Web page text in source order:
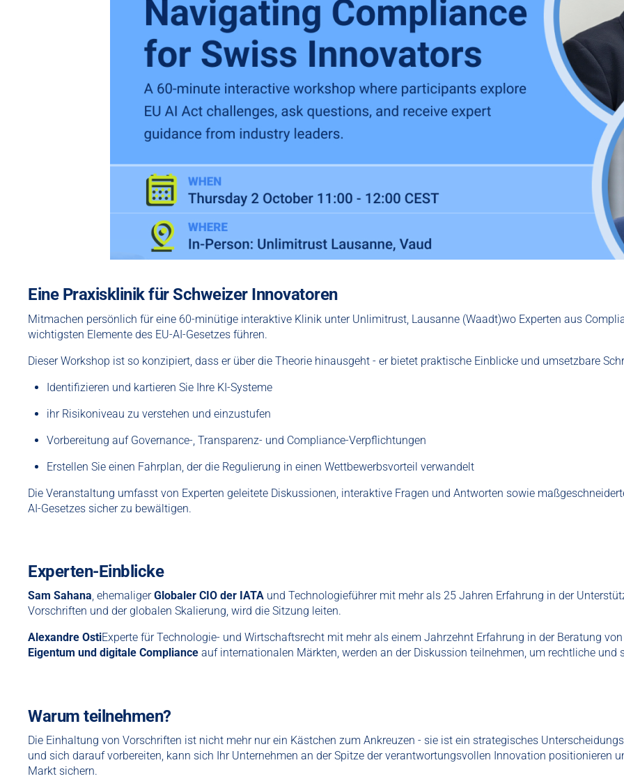
Eine Praxisklinik für Schweizer Innovatoren
Mitmachen persönlich für eine 60-minütige interaktive Klinik unter Unlimitrust, Lausanne (Waadt)wo Experten aus
wichtigsten Elemente des EU-AI-Gesetzes führen.
Dieser Workshop ist so konzipiert, dass er über die Theorie hinausgeht - er bietet praktische Einblicke und umsetzbare
Identifizieren und kartieren Sie Ihre KI-Systeme
ihr Risikoniveau zu verstehen und einzustufen
Vorbereitung auf Governance-, Transparenz- und Compliance-Verpflichtungen
Erstellen Sie einen Fahrplan, der die Regulierung in einen Wettbewerbsvorteil verwandelt
Die Veranstaltung umfasst von Experten geleitete Diskussionen, interaktive Fragen und Antworten sowie
AI-Gesetzes sicher zu bewältigen.
Experten-Einblicke
Sam Sahana, ehemaligerGlobaler CIO der IATA und Technologieführer mit mehr als 25 Jahren Erfahrung in der
Vorschriften und der globalen Skalierung, wird die Sitzung leiten.
Alexandre OstiExperte für Technologie- und Wirtschaftsrecht mit mehr als einem Jahrzehnt Erfahrung in der Beratung
Eigentum und digitale Compliance auf internationalen Märkten, werden an der Diskussion teilnehmen, um rechtliche und
Warum teilnehmen?
Die Einhaltung von Vorschriften ist nicht mehr nur ein Kästchen zum Ankreuzen - sie ist ein strategisches
und sich darauf vorbereiten, kann sich Ihr Unternehmen an der Spitze der verantwortungsvollen Innovation positionieren
Markt sichern.